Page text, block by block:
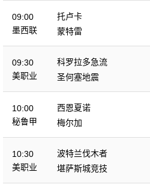
09:00
墨西联
托卢卡
蒙特雷
09:30
美职业
科罗拉多急流
圣何塞地震
10:00
秘鲁甲
西恩夏诺
梅尔加
10:30
美职业
波特兰伐木者
堪萨斯城竞技